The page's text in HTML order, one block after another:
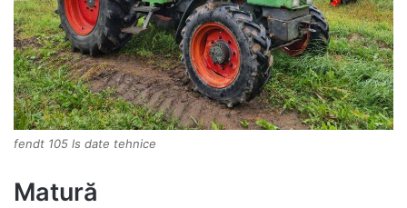
fendt 105 ls date tehnice
Matură